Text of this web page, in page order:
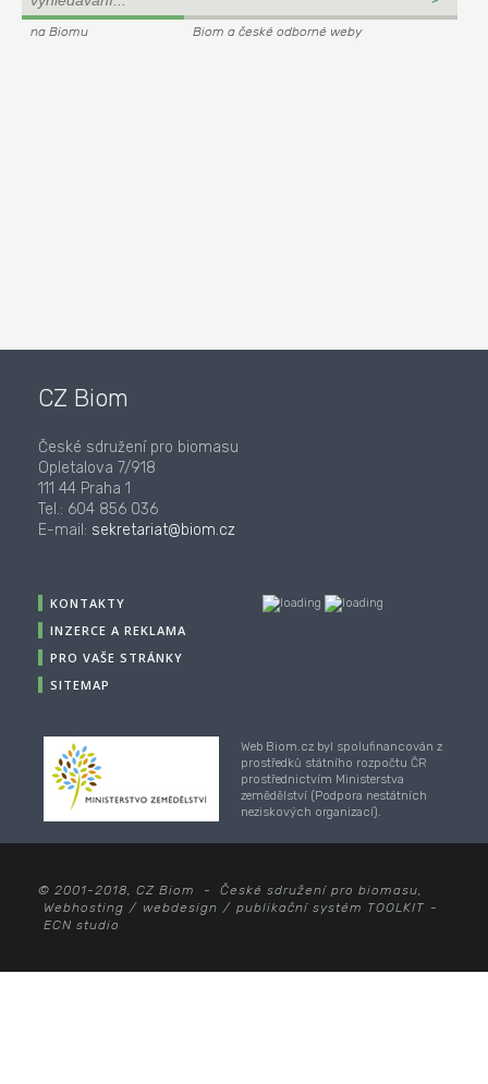
na Biomu Biom a české odborné weby
CZ Biom
České sdružení pro biomasu
Opletalova 7/918
111 44 Praha 1
Tel.: 604 856 036
E-mail: sekretariat@biom.cz
KONTAKTY
INZERCE A REKLAMA
PRO VAŠE STRÁNKY
SITEMAP
Web Biom.cz byl spolufinancován z
prostředků státního rozpočtu ČR
prostřednictvím Ministerstva
zemědělství (Podpora nestátních
neziskových organizací).
© 2001-2018, CZ Biom - České sdružení pro biomasu,
Webhosting / webdesign / publikační systém TOOLKIT -
ECN studio